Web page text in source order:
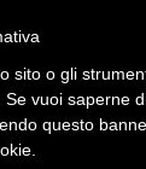
sito o gli
Se vuoi saperne
questo